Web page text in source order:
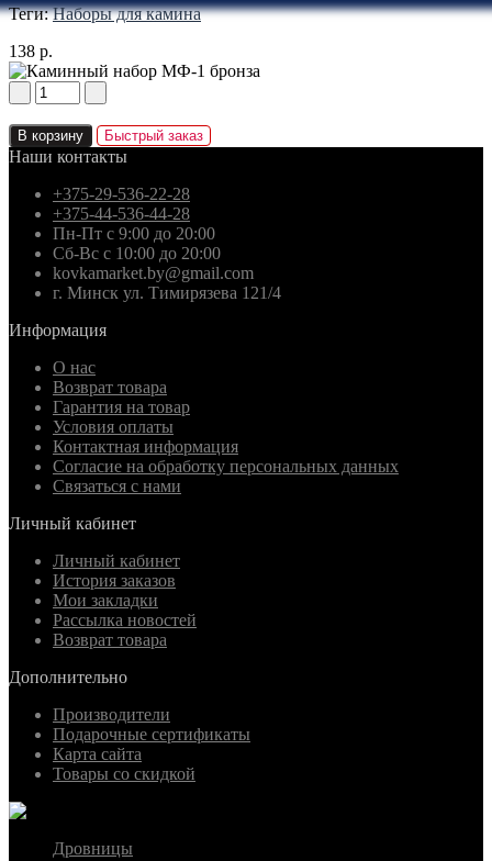
Теги:Наборы для камина
138 р.
В корзину Быстрый заказ
Наши контакты
+375-29-536-22-28
+375-44-536-44-28
Пн-Пт с 9:00 до 20:00
Сб-Вс с 10:00 до 20:00
kovkamarket.by@gmail.com
г. Минск ул. Тимирязева 121/4
Информация
О нас
Возврат товара
Гарантия на товар
Условия оплаты
Контактная информация
Согласие на обработку персональных данных
Связаться с нами
Личный кабинет
Личный кабинет
История заказов
Мои закладки
Рассылка новостей
Возврат товара
Дополнительно
Производители
Подарочные сертификаты
Карта сайта
Товары со скидкой
Дровницы